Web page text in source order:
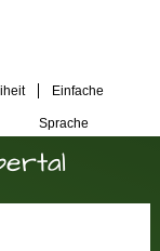
Einfache
Sprache